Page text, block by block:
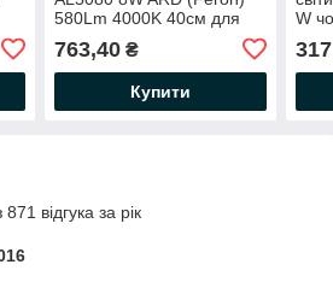
580Lm 4000K 40см для
ванних, картин) чорний
763,40₴
Купити
W
відгука за рік